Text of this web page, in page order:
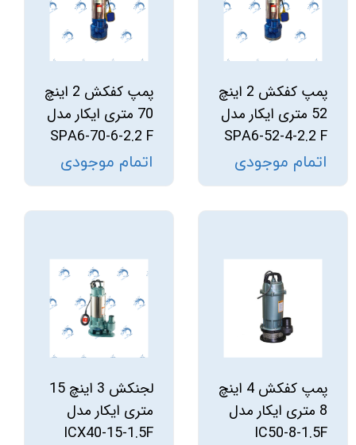
پمپ کفکش 2 اینچ
52 متری ایکار مدل
SPA6-52-4-2.2 F
اتمام موجودی
پمپ کفکش 2 اینچ
70 متری ایکار مدل
SPA6-70-6-2.2 F
اتمام موجودی
پمپ کفکش 4 اینچ
8 متری ایکار مدل
IC50-8-1.5F
لجنکش 3 اینچ 15
متری ایکار مدل
ICX40-15-1.5F